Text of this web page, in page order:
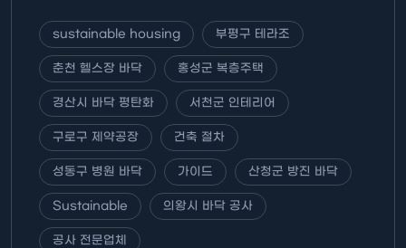
sustainable housing 부평구 테라조
춘천 헬스장 바닥 홍성군 복층주택
경산시 바닥 평탄화 서천군 인테리어
구로구 제약공장 건축 절차
성동구 병원 바닥 가이드 산청군 방진 바닥
Sustainable 의왕시 바닥 공사
공사 전문업체